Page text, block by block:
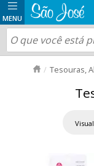
Tesouras,